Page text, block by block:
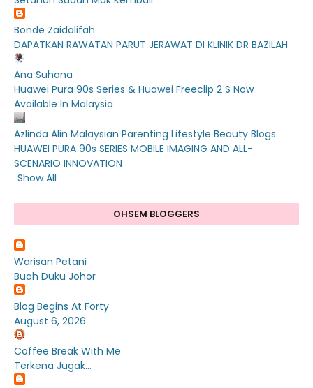
Bonde Zaidalifah
DAPATKAN RAWATAN PARUT JERAWAT DI KLINIK DR BAZILAH
Ana Suhana
Huawei Pura 90s Series & Huawei Freeclip 2 S Now
Available In Malaysia
Azlinda Alin Malaysian Parenting Lifestyle Beauty Blogs
HUAWEI PURA 90s SERIES MOBILE IMAGING AND ALL-
SCENARIO INNOVATION
Show All
OHSEM BLOGGERS
Warisan Petani
Buah Duku Johor
Blog Begins At Forty
August 6, 2026
Coffee Break With Me
Terkena Jugak...